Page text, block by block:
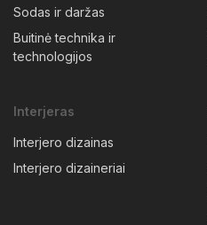
Sodas ir daržas
Buitinė technika ir
technologijos
Interjeras
Interjero dizainas
Interjero dizaineriai